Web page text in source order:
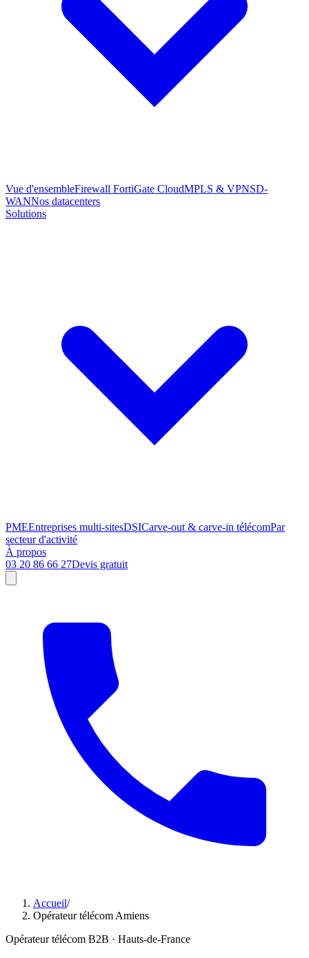
Vue d'ensembleFirewall FortiGate CloudMPLS & VPNSD-
WANNos datacenters
Solutions
PMEEntreprises multi-sitesDSICarve-out & carve-in télécomPar
secteur d'activité
À propos
03 20 86 66 27Devis gratuit
Accueil/
Opérateur télécom Amiens
Opérateur télécom B2B · Hauts-de-France